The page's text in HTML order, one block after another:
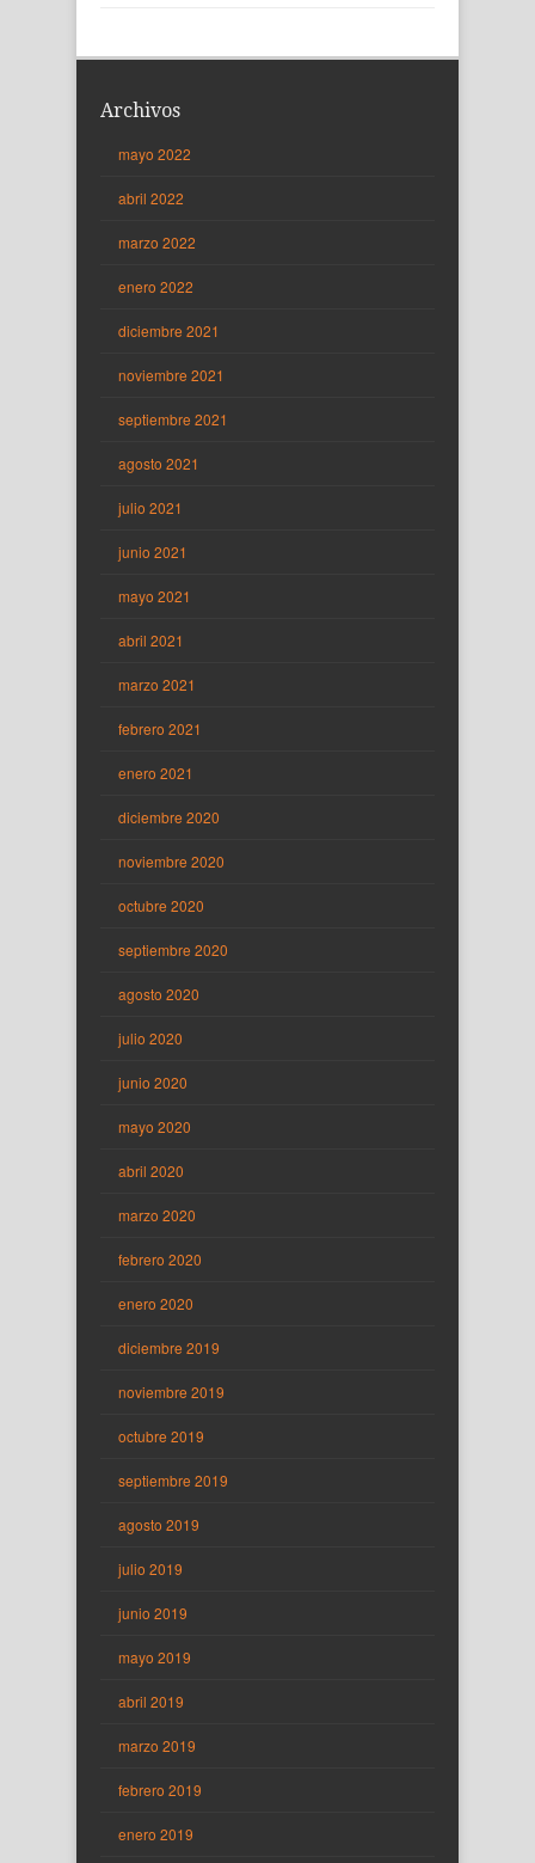
Archivos
mayo 2022
abril 2022
marzo 2022
enero 2022
diciembre 2021
noviembre 2021
septiembre 2021
agosto 2021
julio 2021
junio 2021
mayo 2021
abril 2021
marzo 2021
febrero 2021
enero 2021
diciembre 2020
noviembre 2020
octubre 2020
septiembre 2020
agosto 2020
julio 2020
junio 2020
mayo 2020
abril 2020
marzo 2020
febrero 2020
enero 2020
diciembre 2019
noviembre 2019
octubre 2019
septiembre 2019
agosto 2019
julio 2019
junio 2019
mayo 2019
abril 2019
marzo 2019
febrero 2019
enero 2019